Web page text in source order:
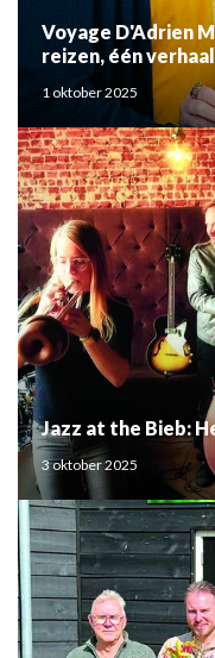
Voyage D'Adrien
reizen, één
Mouden
1 oktober 2025
Jazz at the Bieb:
3 oktober 2025